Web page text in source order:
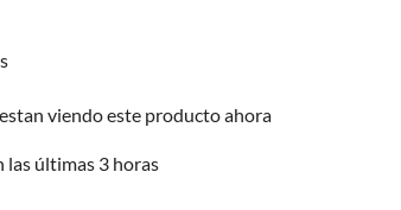
viendo este producto ahora
las últimas 3 horas